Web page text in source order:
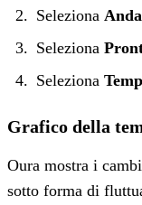
Seleziona
Seleziona
Seleziona
Grafico della
Oura mostra i
sotto forma di